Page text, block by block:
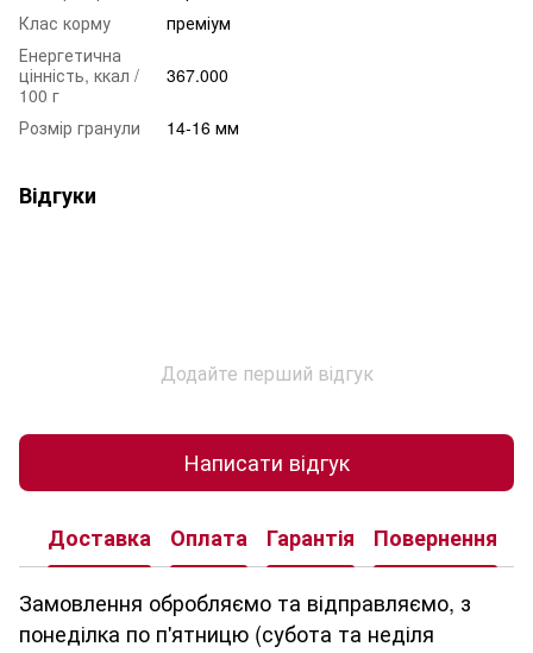
Клас корму
преміум
Енергетична
цінність, ккал /
100 г
367.000
Розмір гранули 14-16 мм
Відгуки
Додайте перший відгук
Написати відгук
Доставка Оплата Гарантія Повернення
Замовлення обробляємо та відправляємо, з
понеділка по п'ятницю (субота та неділя